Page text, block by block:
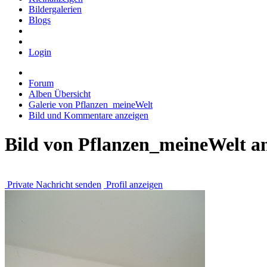
Bildergalerien
Blogs
Login
Forum
Alben Übersicht
Galerie von Pflanzen_meineWelt
Bild und Kommentare anzeigen
Bild von Pflanzen_meineWelt
Private Nachricht senden Profil anzeigen